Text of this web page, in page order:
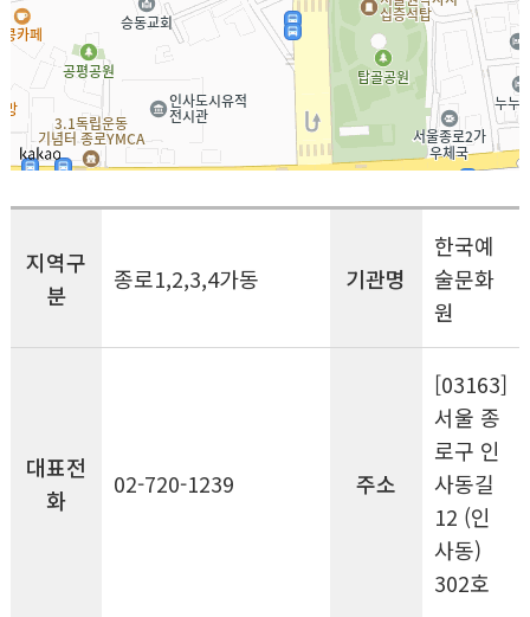
지역구
분
종로1,2,3,4가동 기관명
한국예
술문화
원
대표전
화
02-720-1239 주소
[03163]
서울 종
로구 인
사동길
12 (인
사동)
302호